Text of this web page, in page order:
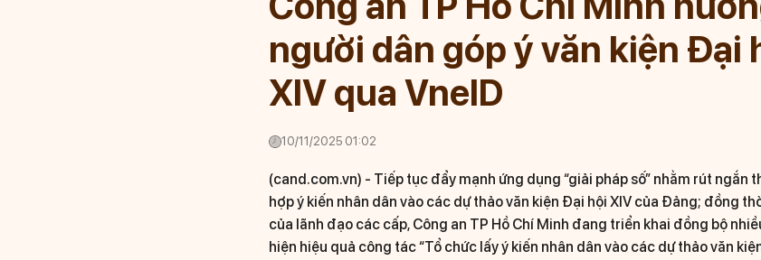
người dân góp ý văn kiện Đại
XIV qua VneID
10/11/2025 01:02
(cand.com.vn) - Tiếp tục đẩy mạnh ứng dụng “giải pháp số” nhằm rút ngắn
hợp ý kiến nhân dân vào các dự thảo văn kiện Đại hội XIV của Đảng; đồng
của lãnh đạo các cấp, Công an TP Hồ Chí Minh đang triển khai đồng bộ
hiện hiệu quả công tác “Tổ chức lấy ý kiến nhân dân vào các dự thảo văn